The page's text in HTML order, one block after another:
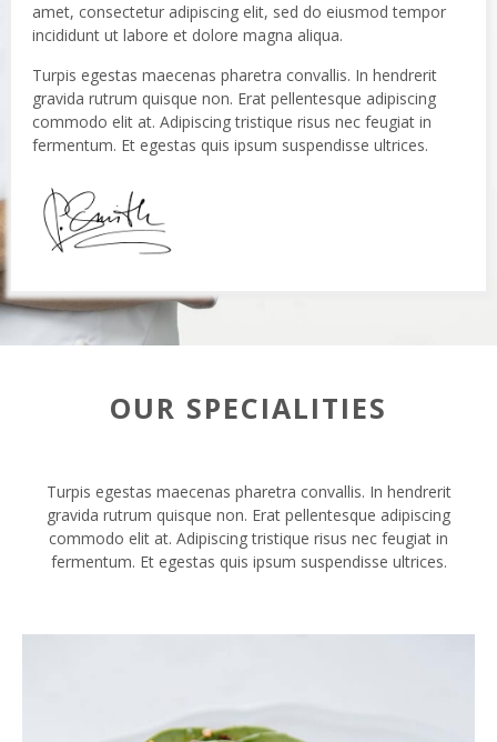
amet, consectetur adipiscing elit, sed do eiusmod tempor
incididunt ut labore et dolore magna aliqua.
Turpis egestas maecenas pharetra convallis. In hendrerit
gravida rutrum quisque non. Erat pellentesque adipiscing
commodo elit at. Adipiscing tristique risus nec feugiat in
fermentum. Et egestas quis ipsum suspendisse ultrices.
OUR SPECIALITIES
Turpis egestas maecenas pharetra convallis. In hendrerit
gravida rutrum quisque non. Erat pellentesque adipiscing
commodo elit at. Adipiscing tristique risus nec feugiat in
fermentum. Et egestas quis ipsum suspendisse ultrices.